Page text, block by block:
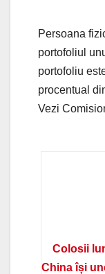
Persoana
portofoliul
portofoliu
procentual
Vezi
Colosii
China își